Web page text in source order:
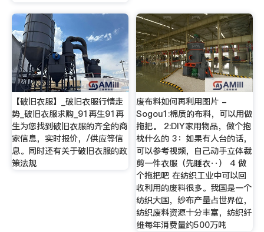
【破旧衣服】_破旧衣服行情走
势_破旧衣服求购_91再生91再
生为您找到破旧衣服的齐全的商
家信息，实时报价，/供应等信
息。同时还有关于破旧衣服的政
策法规
废布料如何再利用图片 -
Sogou1:棉质的布料，可以用做
拖把。 2:DIY家用物品，做个抱
枕什么的 3：如果有人台的话，
可以参考视频，自己动手立体裁
剪一件衣服（先睡衣··） 4 做
个拖把吧 在纺织工业中可以回
收利用的废料很多。我国是一个
纺织大国，纱布产量占世界位，
纺织废料资源十分丰富，纺织纤
维每年消费量约500万吨